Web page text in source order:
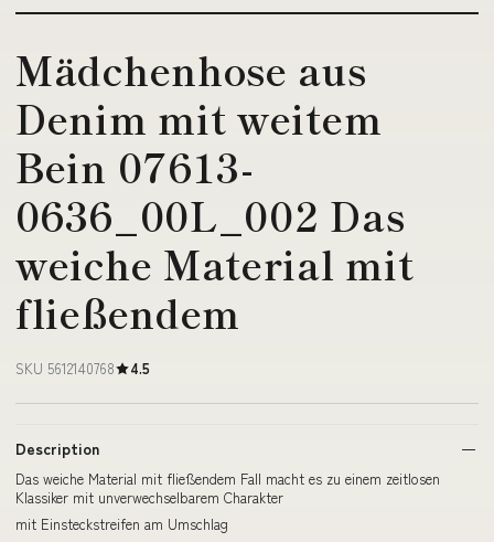
Mädchenhose aus
Denim mit weitem
Bein 07613-
0636_00L_002 Das
weiche Material mit
fließendem
SKU 5612140768 4.5
Description
Das weiche Material mit fließendem Fall macht es zu einem zeitlosen
Klassiker mit unverwechselbarem Charakter
mit Einsteckstreifen am Umschlag